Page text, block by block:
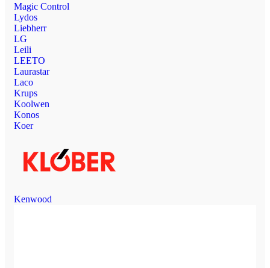
Magic Control
Lydos
Liebherr
LG
Leili
LEETO
Laurastar
Laco
Krups
Koolwen
Konos
Koer
Kenwood